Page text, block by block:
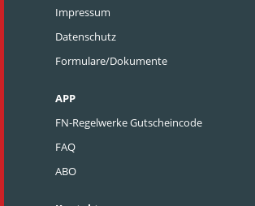
Impressum
Datenschutz
Formulare/Dokumente
APP
FN-Regelwerke Gutscheincode
FAQ
ABO